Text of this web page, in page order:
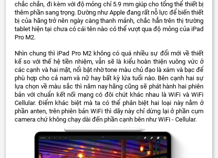
chắc chắn, đi kèm với độ mỏng chỉ 5.9 mm giúp cho tổng thể thiết bị
thêm phần sang trọng. Dường như Apple đang rất nỗ lực để biến thiết
bị của hãng trở nên ngày càng thanh mảnh, chắc hẳn trên thị trường
tablet hiện tại chưa có cái tên nào có thể vượt qua độ mỏng của iPad
Pro M2.
Nhìn chung thì iPad Pro M2 không có quá nhiều sự đổi mới về thiết
kế so với thế hệ tiền nhiệm, vẫn sẽ là kiểu hoàn thiện vuông vức ở
các cạnh và hai mặt, nổi bật nhờ tone màu chủ đạo là xám và bạc để
phù hợp cho cả nam và nữ hay bất kỳ lứa tuổi nào. Bên cạnh hai sự
lựa chọn về màu sắc thì năm nay hãng cũng sẽ phát hành hai phiên
bản với chuẩn kết nối mạng có đôi chút khác nhau là WiFi và WiFi
Cellular. Điểm khác biệt mà ta có thể phân biệt hai loại này nằm ở
phần anten, trên phiên bản WiFi thì dãy này chỉ dừng lại ở phần cụm
camera chứ không chạy dài đến phần cạnh bên như WiFi - Cellular.